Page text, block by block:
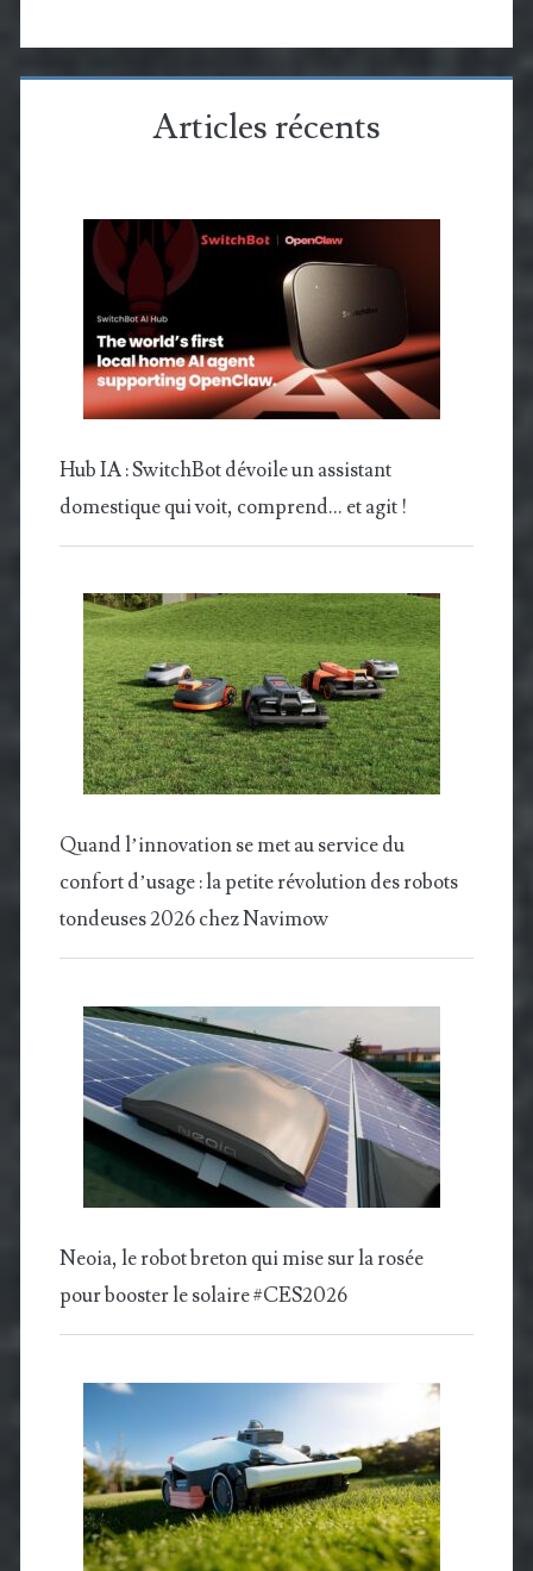
Articles récents
Hub IA : SwitchBot dévoile un assistant
domestique qui voit, comprend… et agit !
Quand l’innovation se met au service du
confort d’usage : la petite révolution des robots
tondeuses 2026 chez Navimow
Neoia, le robot breton qui mise sur la rosée
pour booster le solaire #CES2026